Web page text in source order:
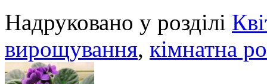
Надруковано у розділі
вирощування, кімнатна